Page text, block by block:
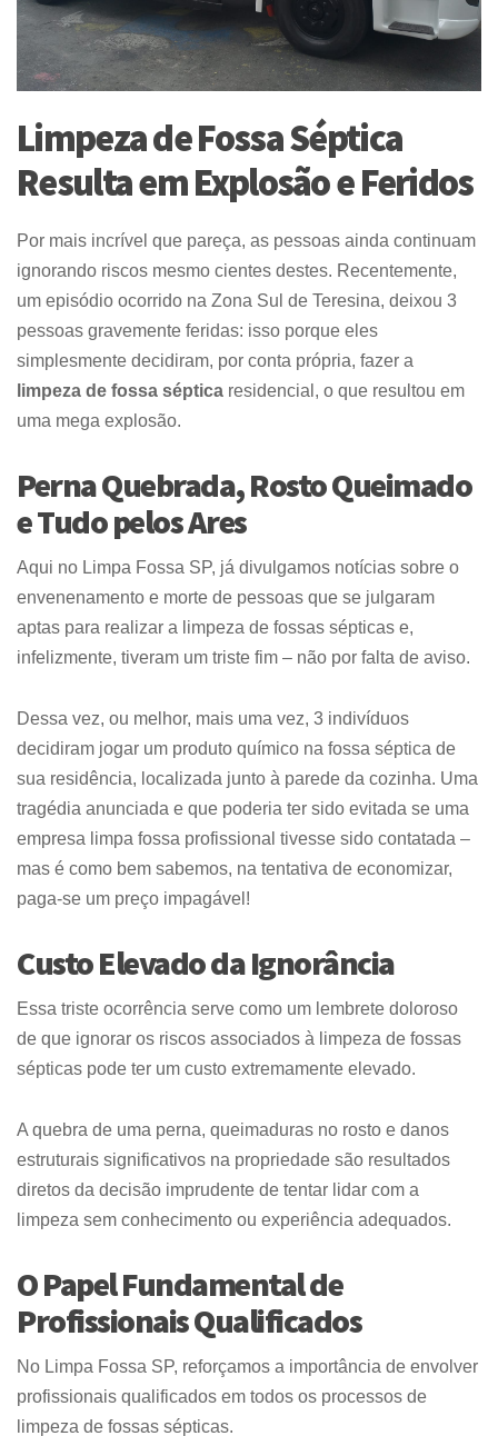
Limpeza de Fossa Séptica
Resulta em Explosão e Feridos
Por mais incrível que pareça, as pessoas ainda continuam
ignorando riscos mesmo cientes destes. Recentemente,
um episódio ocorrido na Zona Sul de Teresina, deixou 3
pessoas gravemente feridas: isso porque eles
simplesmente decidiram, por conta própria, fazer a
limpeza de fossa séptica residencial, o que resultou em
uma mega explosão.
Perna Quebrada, Rosto Queimado
e Tudo pelos Ares
Aqui no Limpa Fossa SP, já divulgamos notícias sobre o
envenenamento e morte de pessoas que se julgaram
aptas para realizar a limpeza de fossas sépticas e,
infelizmente, tiveram um triste fim – não por falta de aviso.
Dessa vez, ou melhor, mais uma vez, 3 indivíduos
decidiram jogar um produto químico na fossa séptica de
sua residência, localizada junto à parede da cozinha. Uma
tragédia anunciada e que poderia ter sido evitada se uma
empresa limpa fossa profissional tivesse sido contatada –
mas é como bem sabemos, na tentativa de economizar,
paga-se um preço impagável!
Custo Elevado da Ignorância
Essa triste ocorrência serve como um lembrete doloroso
de que ignorar os riscos associados à limpeza de fossas
sépticas pode ter um custo extremamente elevado.
A quebra de uma perna, queimaduras no rosto e danos
estruturais significativos na propriedade são resultados
diretos da decisão imprudente de tentar lidar com a
limpeza sem conhecimento ou experiência adequados.
O Papel Fundamental de
Profissionais Qualificados
No Limpa Fossa SP, reforçamos a importância de envolver
profissionais qualificados em todos os processos de
limpeza de fossas sépticas.